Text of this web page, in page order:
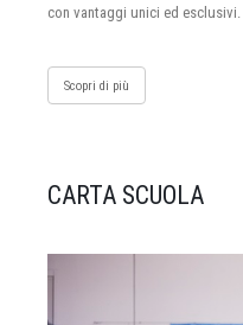
con vantaggi unici ed esclusivi.
Scopri di più
CARTA SCUOLA